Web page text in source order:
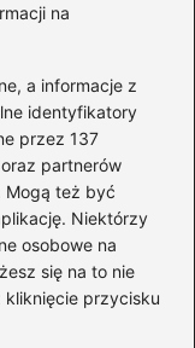
na
a informacje z
identyfikatory
przez 137
partnerów
Mogą też być
Niektórzy
osobowe na
się na to nie
przycisku